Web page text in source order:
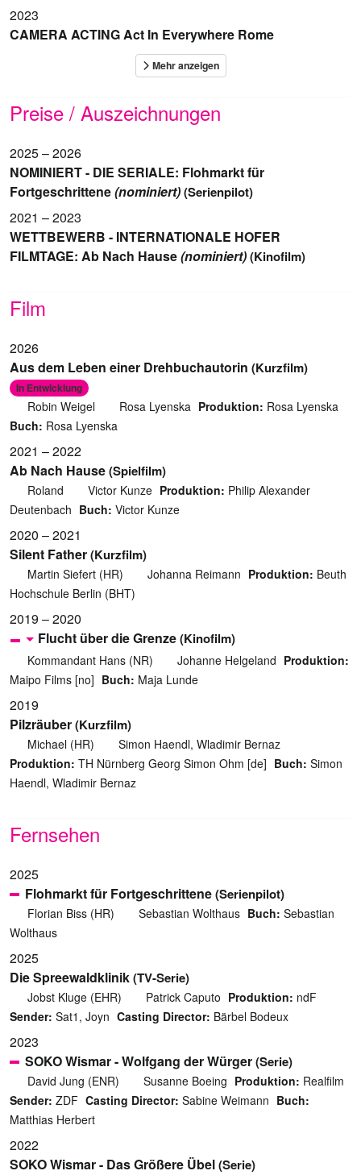
2023
CAMERA ACTING Act In Everywhere Rome
Preise / Auszeichnungen
2025 – 2026
NOMINIERT - DIE SERIALE: Flohmarkt für
Fortgeschrittene(nominiert)(Serienpilot)
2021 – 2023
WETTBEWERB - INTERNATIONALE HOFER
FILMTAGE: Ab Nach Hause(nominiert)(Kinofilm)
Film
2026
Aus dem Leben einer Drehbuchautorin (Kurzfilm)
In Entwicklung
Robin Weigel Rosa Lyenska Produktion: Rosa Lyenska
Buch: Rosa Lyenska
2021 – 2022
Ab Nach Hause(Spielfilm)
Roland Victor Kunze Produktion: Philip Alexander
Deutenbach Buch: Victor Kunze
2020 – 2021
Silent Father(Kurzfilm)
Martin Siefert (HR) Johanna Reimann Produktion: Beuth
Hochschule Berlin (BHT)
2019 – 2020
Flucht über die Grenze(Kinofilm)
Kommandant Hans (NR) Johanne Helgeland Produktion:
Maipo Films [no] Buch: Maja Lunde
2019
Pilzräuber(Kurzfilm)
Michael (HR)
Simon Haendl, Wladimir Bernaz
Produktion: TH Nürnberg Georg Simon Ohm [de] Buch: Simon
Haendl, Wladimir Bernaz
Fernsehen
2025
Flohmarkt für Fortgeschrittene(Serienpilot)
Florian Biss (HR) Sebastian Wolthaus Buch: Sebastian
Wolthaus
2025
Die Spreewaldklinik(TV-Serie)
Jobst Kluge (EHR) Patrick Caputo Produktion: ndF
Sender: Sat1, Joyn Casting Director: Bärbel Bodeux
2023
SOKO Wismar - Wolfgang der Würger(Serie)
David Jung (ENR) Susanne Boeing Produktion: Realfilm
Sender: ZDF Casting Director: Sabine Weimann Buch:
Matthias Herbert
2022
SOKO Wismar - Das Größere Übel(Serie)